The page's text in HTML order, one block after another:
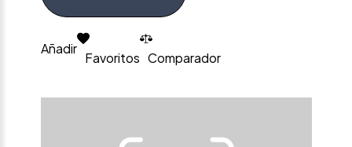
Añadir
Favoritos Comparador